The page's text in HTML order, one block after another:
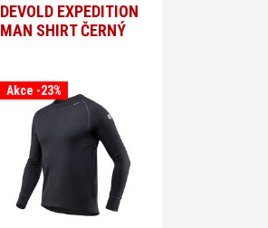
DEVOLD EXPEDITION
MAN SHIRT ČERNÝ
Akce -23%